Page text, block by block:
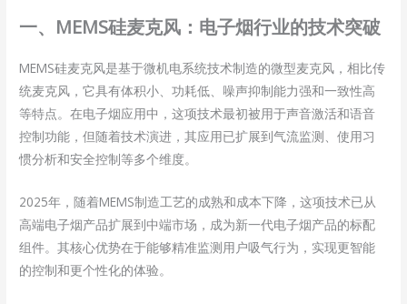
一、MEMS硅麦克风：电子烟行业的技术突破
MEMS硅麦克风是基于微机电系统技术制造的微型麦克风，相比传
统麦克风，它具有体积小、功耗低、噪声抑制能力强和一致性高
等特点。在电子烟应用中，这项技术最初被用于声音激活和语音
控制功能，但随着技术演进，其应用已扩展到气流监测、使用习
惯分析和安全控制等多个维度。
2025年，随着MEMS制造工艺的成熟和成本下降，这项技术已从
高端电子烟产品扩展到中端市场，成为新一代电子烟产品的标配
组件。其核心优势在于能够精准监测用户吸气行为，实现更智能
的控制和更个性化的体验。